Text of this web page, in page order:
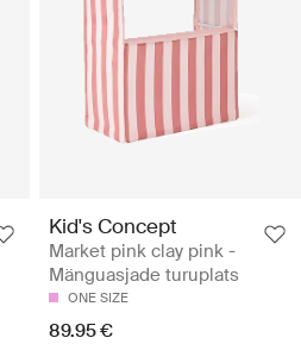
Kid's Concept
Market pink clay pink -
Mänguasjade turuplats
ONE SIZE
89.95 €